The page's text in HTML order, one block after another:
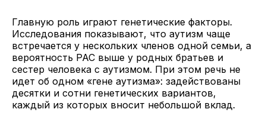
Главную роль играют генетические факторы.
Исследования показывают, что аутизм чаще
встречается у нескольких членов одной семьи, а
вероятность РАС выше у родных братьев и
сестер человека с аутизмом. При этом речь не
идет об одном «гене аутизма»: задействованы
десятки и сотни генетических вариантов,
каждый из которых вносит небольшой вклад.